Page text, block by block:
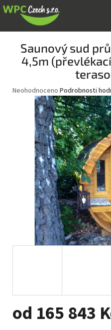
Přejít
na
Saunový sud
4,5m
Průměrné
hodnocení
produktu
hvězdiček.
Neohodnoceno Podrobnosti
od 165 843